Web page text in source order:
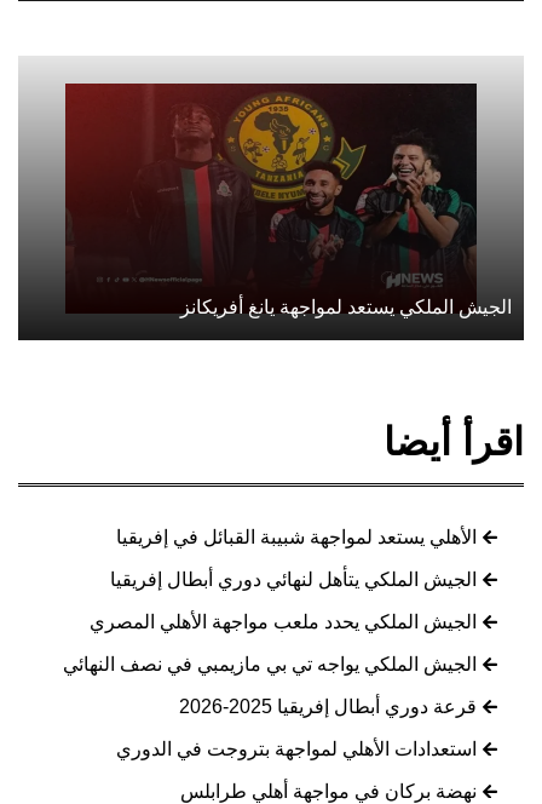
الجيش الملكي يستعد لمواجهة يانغ أفريكانز
اقرأ أيضا
الأهلي يستعد لمواجهة شبيبة القبائل في إفريقيا
الجيش الملكي يتأهل لنهائي دوري أبطال إفريقيا
الجيش الملكي يحدد ملعب مواجهة الأهلي المصري
الجيش الملكي يواجه تي بي مازيمبي في نصف النهائي
قرعة دوري أبطال إفريقيا 2025-2026
استعدادات الأهلي لمواجهة بتروجت في الدوري
نهضة بركان في مواجهة أهلي طرابلس